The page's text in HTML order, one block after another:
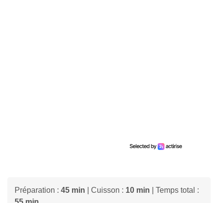
Préparation : 45 min | Cuisson : 10 min | Temps total :